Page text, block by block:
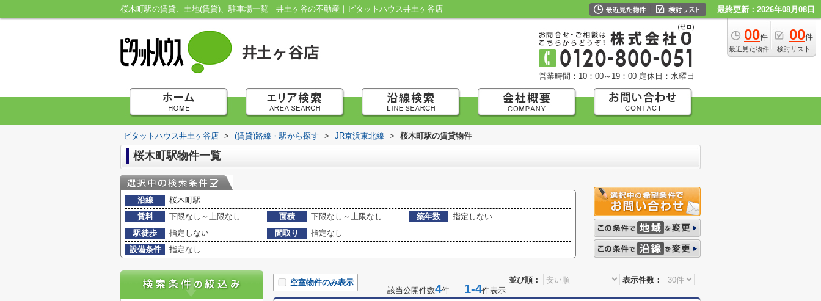
桜木町駅の賃貸、土地(賃貸)、駐車場一覧｜井土ヶ谷の不動産｜ピタットハウス井土ヶ谷店 最終更新：2026年08月08日
00件
最近見た物件
00件
検討リスト
営業時間：10：00～19：00 定休日：水曜日
ピタットハウス井土ヶ谷店 > (賃貸)路線・駅から探す > JR京浜東北線 > 桜木町駅の賃貸物件
桜木町駅物件一覧
沿線
桜木町駅
賃料
下限なし～上限なし 面積 下限なし～上限なし 築年数
指定しない
駅徒歩
指定しない 間取り
指定なし
設備条件
指定なし
並び順： 表示件数：
空室物件のみ表示
該当公開件数4件 1-4件表示